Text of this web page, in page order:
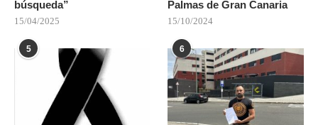
búsqueda”
15/04/2025
Palmas de Gran Canaria
15/10/2024
5 6